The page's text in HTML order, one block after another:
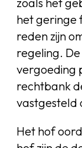
het geringe
reden zijn
regeling.
vergoeding
rechtbank
vastgesteld
Het hof